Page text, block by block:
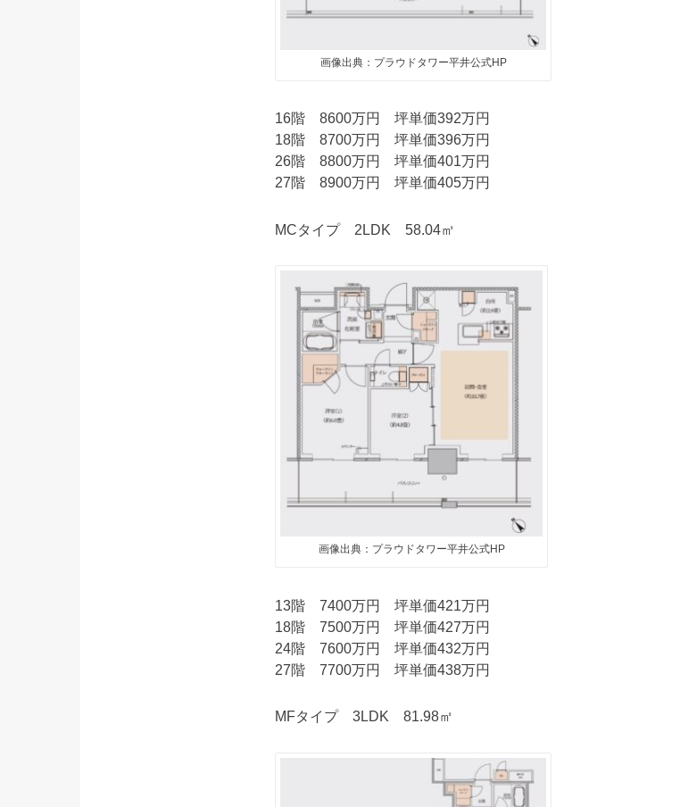
画像出典：プラウドタワー平井公式HP
16階 8600万円 坪単価392万円
18階 8700万円 坪単価396万円
26階 8800万円 坪単価401万円
27階 8900万円 坪単価405万円
MCタイプ 2LDK 58.04㎡
画像出典：プラウドタワー平井公式HP
13階 7400万円 坪単価421万円
18階 7500万円 坪単価427万円
24階 7600万円 坪単価432万円
27階 7700万円 坪単価438万円
MFタイプ 3LDK 81.98㎡